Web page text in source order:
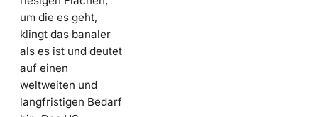
um die es geht,
klingt das banaler
als es ist und deutet
auf einen
weltweiten und
langfristigen Bedarf